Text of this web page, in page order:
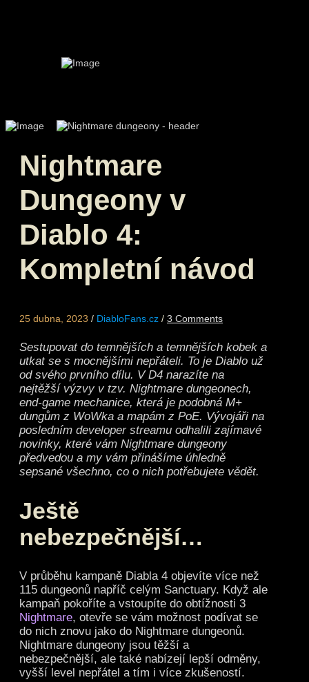
Nightmare
Dungeony v
Diablo 4:
Kompletní návod
25 dubna, 2023 / DiabloFans.cz / 3 Comments
Sestupovat do temnějších a temnějších kobek a
utkat se s mocnějšími nepřáteli. To je Diablo už
od svého prvního dílu. V D4 narazíte na
nejtěžší výzvy v tzv. Nightmare dungeonech,
end-game mechanice, která je podobná M+
dungům z WoWka a mapám z PoE. Vývojáři na
posledním developer streamu odhalili zajímavé
novinky, které vám Nightmare dungeony
předvedou a my vám přinášíme úhledně
sepsané všechno, co o nich potřebujete vědět.
Ještě
nebezpečnější…
V průběhu kampaně Diabla 4 objevíte více než
115 dungeonů napříč celým Sanctuary. Když ale
kampaň pokoříte a vstoupíte do obtížnosti 3
Nightmare, otevře se vám možnost podívat se
do nich znovu jako do Nightmare dungeonů.
Nightmare dungeony jsou těžší a
nebezpečnější, ale také nabízejí lepší odměny,
vyšší level nepřátel a tím i více zkušeností.